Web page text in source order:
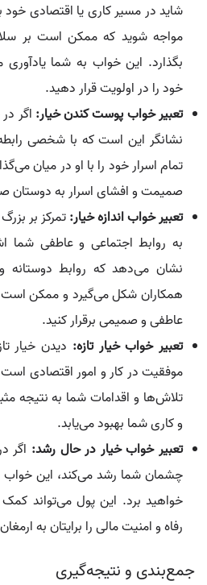
شاید در مسیر کاری یا اقتصادی
مواجه شوید که ممکن است بر
بگذارد. این خواب به شما
خود را در اولویت قرار دهید.
تعبیر خواب پوست کندن خیار: اگر
نشانگر این است که با شخصی
تمام اسرار خود را با او در میان
صمیمت و افشای اسرار به دوستان
تعبیر خواب اندازه خیار:تمرکز بر
به روابط اجتماعی و عاطفی شما
نشان می‌دهد که روابط
همکاران شکل می‌گیرد و ممکن است
عاطفی و صمیمی برقرار کنید.
تعبیر خواب خیار تازه: دیدن خیار
موفقیت در کار و امور اقتصادی
تلاش‌ها و اقدامات شما به نتیجه
و کاری شما بهبود می‌یابد.
تعبیر خواب خیار در حال رشد: اگر
چشمان شما رشد می‌کند، این خواب
خواهید برد. این پول می‌تواند
رفاه و امنیت مالی را برایتان به
جمع‌بندی و نتیجه‌گیری